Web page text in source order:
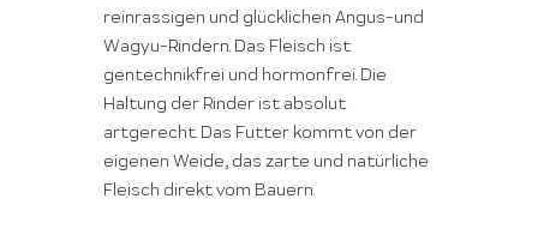
reinrassigen und glücklichen Angus-und
Wagyu-Rindern. Das Fleisch ist
gentechnikfrei und hormonfrei. Die
Haltung der Rinder ist absolut
artgerecht. Das Futter kommt von der
eigenen Weide, das zarte und natürliche
Fleisch direkt vom Bauern.